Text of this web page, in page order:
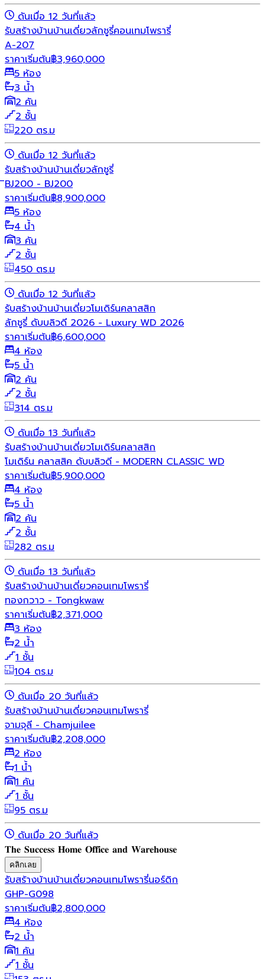
ดันเมื่อ 12 วันที่แล้ว
รับสร้างบ้านบ้านเดี่ยวลักชูรี่คอนเทมโพรารี่
A-207
ราคาเริ่มต้น฿3,960,000
5 ห้อง
3 น้ำ
2 คัน
2 ชั้น
220 ตร.ม
ดันเมื่อ 12 วันที่แล้ว
รับสร้างบ้านบ้านเดี่ยวลักชูรี่
ิBJ200 - BJ200
ราคาเริ่มต้น฿8,900,000
5 ห้อง
4 น้ำ
3 คัน
2 ชั้น
450 ตร.ม
ดันเมื่อ 12 วันที่แล้ว
รับสร้างบ้านบ้านเดี่ยวโมเดิร์นคลาสสิก
ลักชูรี่ ดับบลิวดี 2026 - Luxury WD 2026
ราคาเริ่มต้น฿6,600,000
4 ห้อง
5 น้ำ
2 คัน
2 ชั้น
314 ตร.ม
ดันเมื่อ 13 วันที่แล้ว
รับสร้างบ้านบ้านเดี่ยวโมเดิร์นคลาสสิก
โมเดิร์น คลาสสิค ดับบลิวดี - MODERN CLASSIC WD
ราคาเริ่มต้น฿5,900,000
4 ห้อง
5 น้ำ
2 คัน
2 ชั้น
282 ตร.ม
ดันเมื่อ 13 วันที่แล้ว
รับสร้างบ้านบ้านเดี่ยวคอนเทมโพรารี่
ทองกวาว - Tongkwaw
ราคาเริ่มต้น฿2,371,000
3 ห้อง
2 น้ำ
1 ชั้น
104 ตร.ม
ดันเมื่อ 20 วันที่แล้ว
รับสร้างบ้านบ้านเดี่ยวคอนเทมโพรารี่
จามจุลี - Chamjuilee
ราคาเริ่มต้น฿2,208,000
2 ห้อง
1 น้ำ
1 คัน
1 ชั้น
95 ตร.ม
ดันเมื่อ 20 วันที่แล้ว
𝐓𝐡𝐞 𝐒𝐮𝐜𝐜𝐞𝐬𝐬 𝐇𝐨𝐦𝐞 𝐎𝐟𝐟𝐢𝐜𝐞 𝐚𝐧𝐝 𝐖𝐚𝐫𝐞𝐡𝐨𝐮𝐬𝐞
คลิกเลย
รับสร้างบ้านบ้านเดี่ยวคอนเทมโพรารี่นอร์ดิก
GHP-G098
ราคาเริ่มต้น฿2,800,000
4 ห้อง
2 น้ำ
1 คัน
1 ชั้น